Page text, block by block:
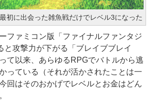
初に出会った雑魚戦だけでレベル3になった
ファミコン版「ファイナルファンタジ
と攻撃力が下がる「ブレイブブレイ
て以来、あらゆるRPGでバトルから逃
っている（それが活かされたことは一
回はそのおかげでレベルとお金はどん